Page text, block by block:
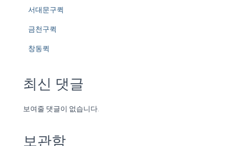
서대문구퀵
금천구퀵
창동퀵
최신 댓글
보여줄 댓글이 없습니다.
보관함